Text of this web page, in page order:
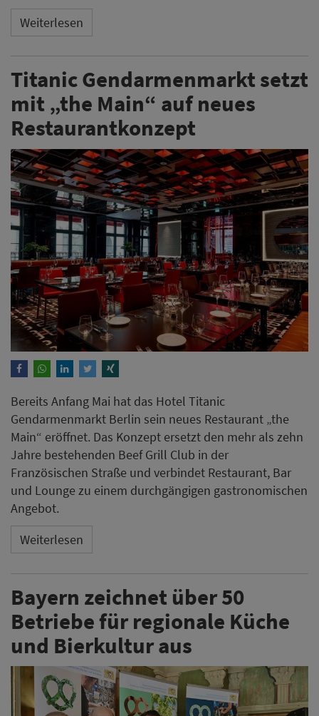
Weiterlesen
Titanic Gendarmenmarkt setzt
mit „the Main“ auf neues
Restaurantkonzept
Bereits Anfang Mai hat das Hotel Titanic
Gendarmenmarkt Berlin sein neues Restaurant „the
Main“ eröffnet. Das Konzept ersetzt den mehr als zehn
Jahre bestehenden Beef Grill Club in der
Französischen Straße und verbindet Restaurant, Bar
und Lounge zu einem durchgängigen gastronomischen
Angebot.
Weiterlesen
Bayern zeichnet über 50
Betriebe für regionale Küche
und Bierkultur aus